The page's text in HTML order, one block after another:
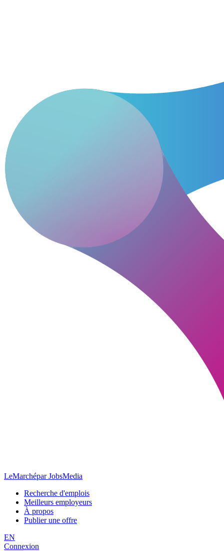
LeMarchépar JobsMedia
Recherche d'emplois
Meilleurs employeurs
À propos
Publier une offre
EN
Connexion